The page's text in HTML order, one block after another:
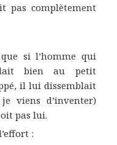
pas complètement
si l’homme qui
bien au petit
il lui dissemblait
viens d’inventer)
pas lui.
: